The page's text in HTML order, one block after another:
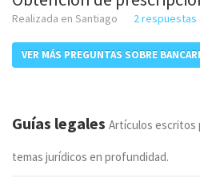
Realizada en Santiago 2 respuestas
VER MÁS PREGUNTAS SOBRE
Guías legales Artículos escritos
temas jurídicos en profundidad.